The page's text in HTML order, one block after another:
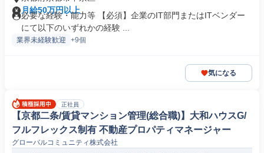
月給50万円以上
必要な経験・能力等 【必須】企業のIT部門またはITベンダー
にて以下のいずれかの経験 ...
業界未経験歓迎 +9個
気になる
正社員
【京都二条/賃貸マンション管理(総合職)】大和ハウスG/
フルフレックス制有 不動産プロパティマネージャー
グローバルコミュニティ株式会社